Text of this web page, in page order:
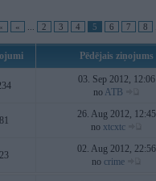
« 2 3 4 5 6 7 8
Pēdējais ziņojums
03. Sep 2012, 12:06
no ATB
81
26. Aug 2012, 12:45
no xtcxtc
23
02. Aug 2012, 22:56
no crime